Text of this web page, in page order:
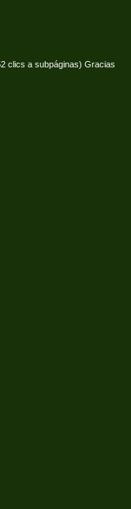
clics a subpáginas) Gracias